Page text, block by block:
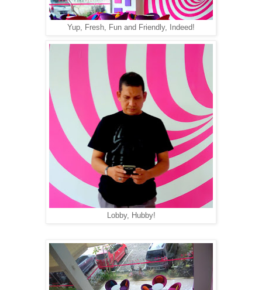
Yup, Fresh, Fun and Friendly, Indeed!
Lobby, Hubby!